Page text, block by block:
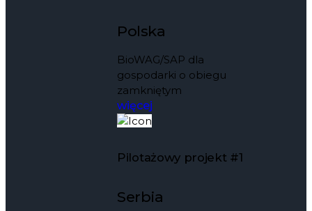
Polska
BioWAG/SAP dla
gospodarki o obiegu
zamkniętym
więcej
Pilotażowy projekt #1
Serbia